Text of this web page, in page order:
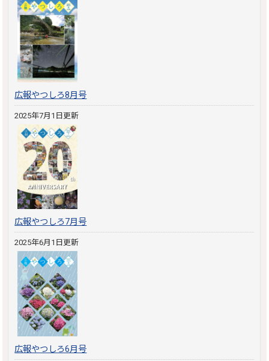
広報やつしろ8月号
2025年7月1日更新
広報やつしろ7月号
2025年6月1日更新
広報やつしろ6月号